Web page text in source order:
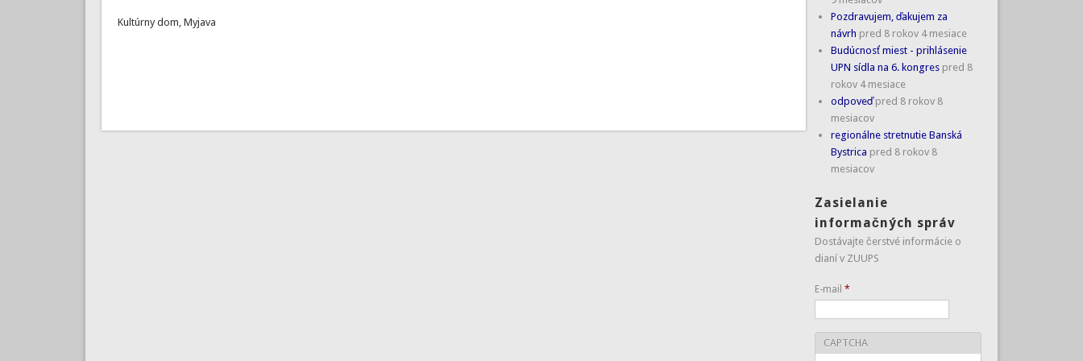
Kultúrny dom, Myjava
Pozdravujem, ďakujem za
návrh pred 8 rokov 4 mesiace
Budúcnosť miest - prihlásenie
UPN sídla na 6. kongres pred 8
rokov 4 mesiace
odpoveď pred 8 rokov 8
mesiacov
regionálne stretnutie Banská
Bystrica pred 8 rokov 8
mesiacov
Zasielanie
informačných správ
Dostávajte čerstvé informácie o
dianí v ZUUPS
E-mail *
CAPTCHA